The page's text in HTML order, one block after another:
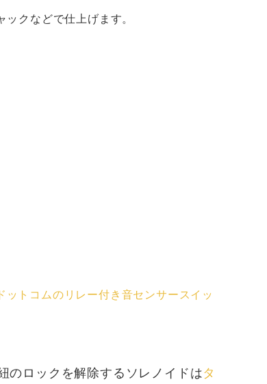
クなどで仕上げます。
ットコムのリレー付き音センサースイッ
のロックを解除するソレノイドはタ